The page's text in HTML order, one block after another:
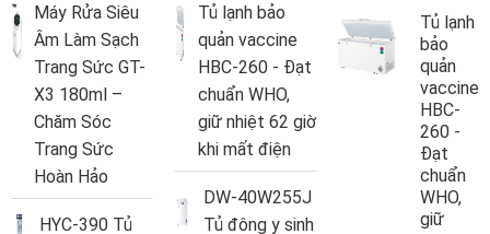
Máy Rửa Siêu
Âm Làm Sạch
Trang Sức GT-
X3 180ml –
Chăm Sóc
Trang Sức
Hoàn Hảo
HYC-390 Tủ
Tủ lạnh bảo
quản vaccine
HBC-260 - Đạt
chuẩn WHO,
giữ nhiệt 62 giờ
khi mất điện
DW-40W255J
Tủ đông y sinh
Tủ lạnh
bảo
quản
vaccine
HBC-
260 -
Đạt
chuẩn
WHO,
giữ